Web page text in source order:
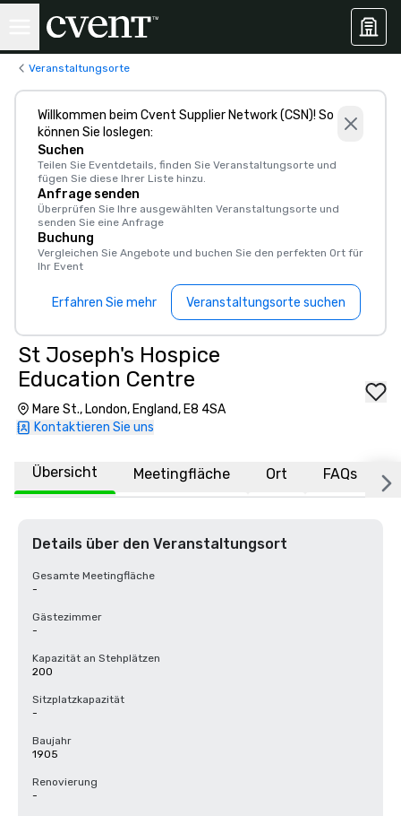
Veranstaltungsorte
Willkommen beim Cvent Supplier Network (CSN)! So
können Sie loslegen:
Suchen
Teilen Sie Eventdetails, finden Sie Veranstaltungsorte und
fügen Sie diese Ihrer Liste hinzu.
Anfrage senden
Überprüfen Sie Ihre ausgewählten Veranstaltungsorte und
senden Sie eine Anfrage
Buchung
Vergleichen Sie Angebote und buchen Sie den perfekten Ort für
Ihr Event
Erfahren Sie mehr Veranstaltungsorte suchen
St Joseph's Hospice
Education Centre
Mare St., London, England, E8 4SA
Kontaktieren Sie uns
Übersicht Meetingfläche Ort FAQs
Details über den Veranstaltungsort
Gesamte Meetingfläche
-
Gästezimmer
-
Kapazität an Stehplätzen
200
Sitzplatzkapazität
-
Baujahr
1905
Renovierung
-